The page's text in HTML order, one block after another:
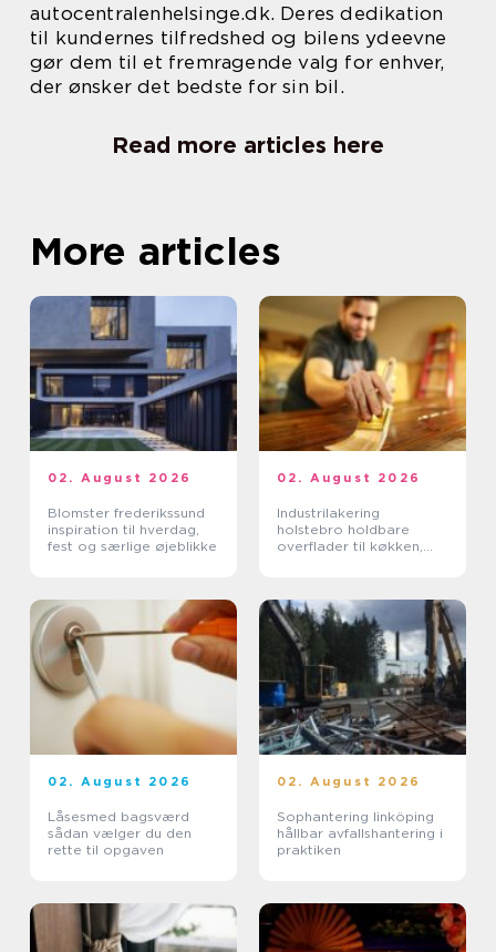
autocentralenhelsinge.dk. Deres dedikation
til kundernes tilfredshed og bilens ydeevne
gør dem til et fremragende valg for enhver,
der ønsker det bedste for sin bil.
Read more articles here
More articles
02. August 2026
Blomster frederikssund
inspiration til hverdag,
fest og særlige øjeblikke
02. August 2026
Industrilakering
holstebro holdbare
overflader til køkken,
02. August 2026
Låsesmed bagsværd
sådan vælger du den
rette til opgaven
02. August 2026
Sophantering linköping
hållbar avfallshantering i
praktiken